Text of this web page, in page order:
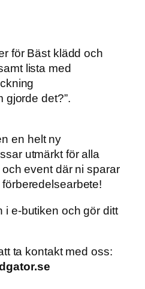
för Bäst klädd och
lista med
gjorde det?”.
en helt ny
utmärkt för alla
event där ni sparar
i e-butiken och gör ditt
ta kontakt med oss: